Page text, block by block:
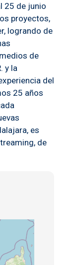
25 de junio
proyectos,
logrando de
de
y la
del
25 años
es
de